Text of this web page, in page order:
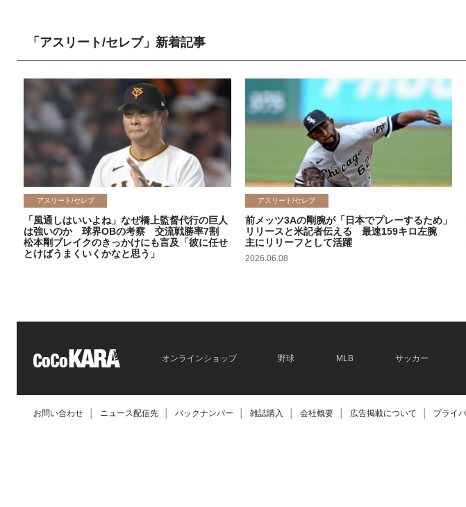
「アスリート/セレブ」新着記事
アスリート/セレブ
「風通しはいいよね」なぜ橋上監督代行の巨人
は強いのか 球界OBの考察 交流戦勝率7割
松本剛ブレイクのきっかけにも言及「彼に任せ
とけばうまくいくかなと思う」
アスリート/セレブ
前メッツ3Aの剛腕が「日本でプレーするため」
リリースと米記者伝える 最速159キロ左腕
主にリリーフとして活躍
2026.06.08
オンラインショップ 野球 MLB サッカー
お問い合わせ ニュース配信先 バックナンバー 雑誌購入 会社概要 広告掲載について プライ